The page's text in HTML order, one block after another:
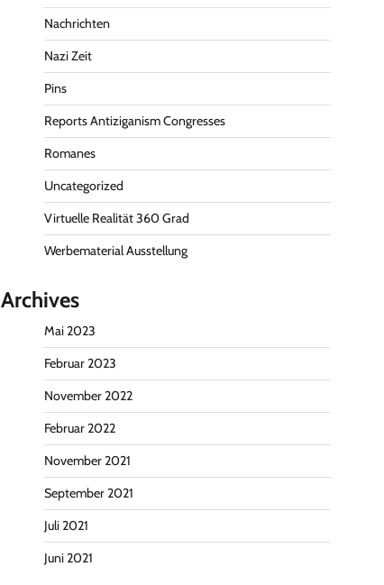
Nachrichten
Nazi Zeit
Pins
Reports Antiziganism Congresses
Romanes
Uncategorized
Virtuelle Realität 360 Grad
Werbematerial Ausstellung
Archives
Mai 2023
Februar 2023
November 2022
Februar 2022
November 2021
September 2021
Juli 2021
Juni 2021